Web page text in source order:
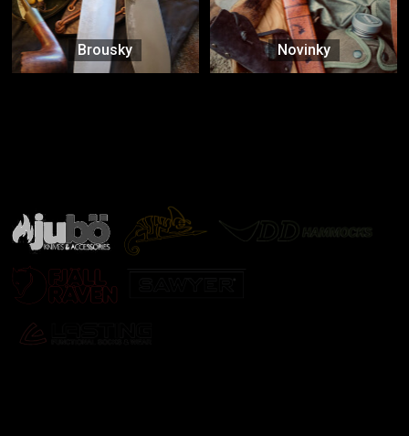
Brousky Novinky